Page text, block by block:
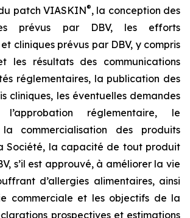
patch VIASKIN®, la conception des
prévus par DBV, les efforts
cliniques prévus par DBV, y compris
les résultats des communications
réglementaires, la publication des
cliniques, les éventuelles demandes
l’approbation réglementaire, le
commercialisation des produits
Société, la capacité de tout produit
s’il est approuvé, à améliorer la vie
d’allergies alimentaires, ainsi
commerciale et les objectifs de la
prospectives et estimations